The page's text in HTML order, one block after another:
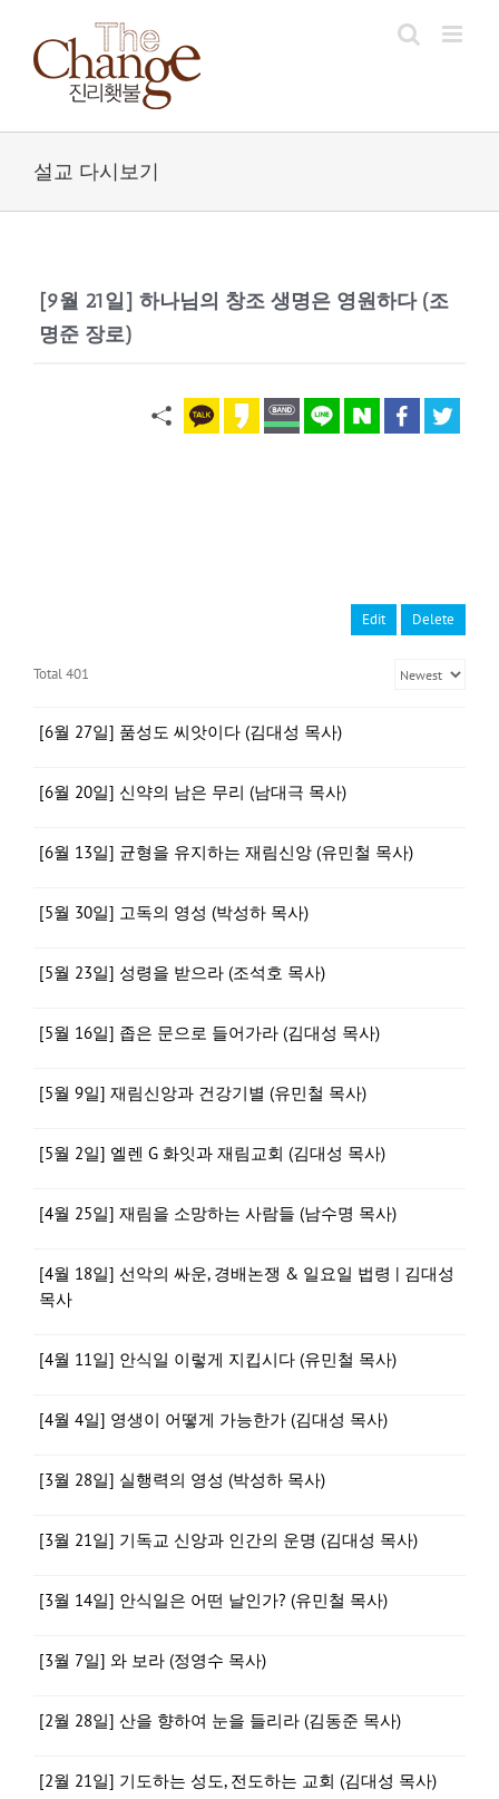
content
설교 다시보기
[9월 21일] 하나님의 창조 생명은 영원하다 (조
명준 장로)
Edit Delete
Total 401
[6월 27일] 품성도 씨앗이다 (김대성 목사)
[6월 20일] 신약의 남은 무리 (남대극 목사)
[6월 13일] 균형을 유지하는 재림신앙 (유민철 목사)
[5월 30일] 고독의 영성 (박성하 목사)
[5월 23일] 성령을 받으라 (조석호 목사)
[5월 16일] 좁은 문으로 들어가라 (김대성 목사)
[5월 9일] 재림신앙과 건강기별 (유민철 목사)
[5월 2일] 엘렌 G 화잇과 재림교회 (김대성 목사)
[4월 25일] 재림을 소망하는 사람들 (남수명 목사)
[4월 18일] 선악의 싸운, 경배논쟁 & 일요일 법령 | 김대성
목사
[4월 11일] 안식일 이렇게 지킵시다 (유민철 목사)
[4월 4일] 영생이 어떻게 가능한가 (김대성 목사)
[3월 28일] 실행력의 영성 (박성하 목사)
[3월 21일] 기독교 신앙과 인간의 운명 (김대성 목사)
[3월 14일] 안식일은 어떤 날인가? (유민철 목사)
[3월 7일] 와 보라 (정영수 목사)
[2월 28일] 산을 향하여 눈을 들리라 (김동준 목사)
[2월 21일] 기도하는 성도, 전도하는 교회 (김대성 목사)